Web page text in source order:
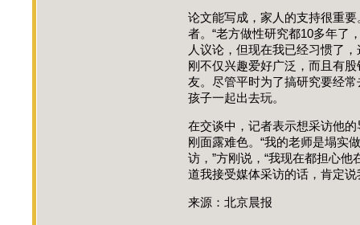
论文能写成，家人的支持很重
者。“老方做性研究都10多年了
人议论，但现在我已经习惯了
刚不仅兴趣爱好广泛，而且有
友。尽管平时为了搞研究要经
孩子一起出去玩。
在交谈中，记者表示想采访他
刚面露难色。“我的老师是塌实
访，”方刚说，“我现在都担心
道我接受媒体采访的话，肯定
来源：北京晨报